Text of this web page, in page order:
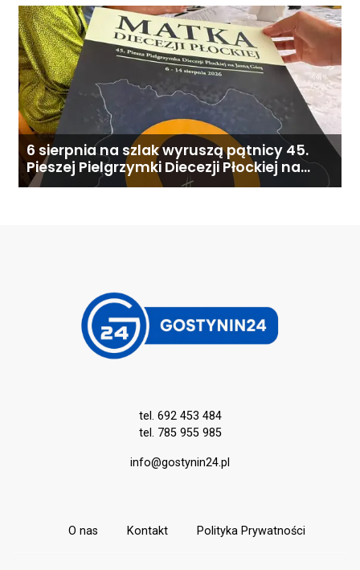
6 sierpnia na szlak wyruszą pątnicy 45.
Pieszej Pielgrzymki Diecezji Płockiej na
Jasną Górę
tel. 692 453 484
tel. 785 955 985
info@gostynin24.pl
O nas Kontakt Polityka Prywatności